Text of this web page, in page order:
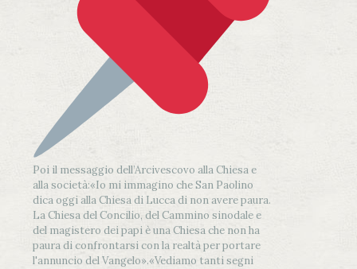
Poi il messaggio dell’Arcivescovo alla Chiesa e
alla società:«Io mi immagino che San Paolino
dica oggi alla Chiesa di Lucca di non avere paura.
La Chiesa del Concilio, del Cammino sinodale e
del magistero dei papi è una Chiesa che non ha
paura di confrontarsi con la realtà per portare
l'annuncio del Vangelo».«Vediamo tanti segni